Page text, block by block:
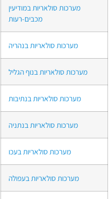
מערכות סולאריות במודיעין
מכבים-רעות
מערכות סולאריות בנהריה
מערכות סולאריות בנוף הגליל
מערכות סולאריות בנתיבות
מערכות סולאריות בנתניה
מערכות סולאריות בעכו
מערכות סולאריות בעפולה